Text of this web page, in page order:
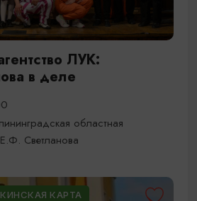
ЛУК:
в деле
областная
Светланова
КАРТА